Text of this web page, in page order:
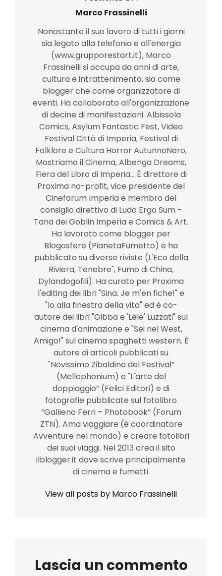
Marco Frassinelli
Nonostante il suo lavoro di tutti i giorni
sia legato alla telefonia e all'energia
(www.grupporestart.it), Marco
Frassinelli si occupa da anni di arte,
cultura e intrattenimento, sia come
blogger che come organizzatore di
eventi. Ha collaborato all'organizzazione
di decine di manifestazioni: Albissola
Comics, Asylum Fantastic Fest, Video
Festival Città di Imperia, Festival di
Folklore e Cultura Horror AutunnoNero,
Mostriamo il Cinema, Albenga Dreams,
Fiera del Libro di Imperia... È direttore di
Proxima no-profit, vice presidente del
Cineforum Imperia e membro del
consiglio direttivo di Ludo Ergo Sum -
Tana dei Goblin Imperia e Comics & Art.
Ha lavorato come blogger per
Blogosfere (PianetaFumetto) e ha
pubblicato su diverse riviste (L'Eco della
Riviera, Tenebre", Fumo di China,
Dylandogofili). Ha curato per Proxima
l'editing dei libri "Sina. Je m'en fiche!" e
"Io alla finestra della vita" ed è co-
autore dei libri "Gibba e 'Lele' Luzzati" sul
cinema d'animazione e "Sei nel West,
Amigo!" sul cinema spaghetti western. È
autore di articoli pubblicati su
"Novissimo Zibaldino del Festival”
(Mellophonium) e "L'arte del
doppiaggio” (Felici Editori) e di
fotografie pubblicate sul fotolibro
“Gallieno Ferri – Photobook” (Forum
ZTN). Ama viaggiare (è coordinatore
Avventure nel mondo) e creare fotolibri
dei suoi viaggi. Nel 2013 crea il sito
ilblogger.it dove scrive principalmente
di cinema e fumetti.
View all posts by Marco Frassinelli
Lascia un commento